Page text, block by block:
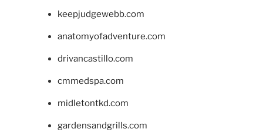
keepjudgewebb.com
anatomyofadventure.com
drivancastillo.com
cmmedspa.com
midletontkd.com
gardensandgrills.com